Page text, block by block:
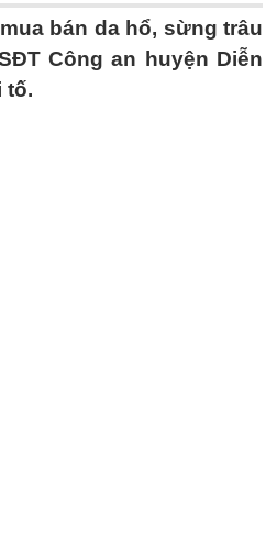
bán da hổ, sừng trâu
Công an huyện Diễn
tố.